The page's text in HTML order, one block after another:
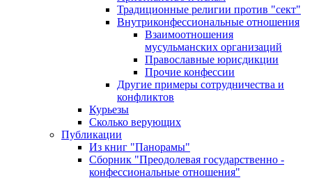
Традиционные религии против "сект"
Внутриконфессиональные отношения
Взаимоотношения
мусульманских организаций
Православные юрисдикции
Прочие конфессии
Другие примеры сотрудничества и
конфликтов
Курьезы
Сколько верующих
Публикации
Из книг "Панорамы"
Сборник "Преодолевая государственно -
конфессиональные отношения"